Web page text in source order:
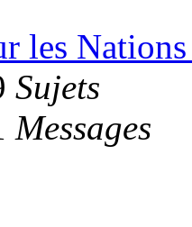
les
Sujets
Messages